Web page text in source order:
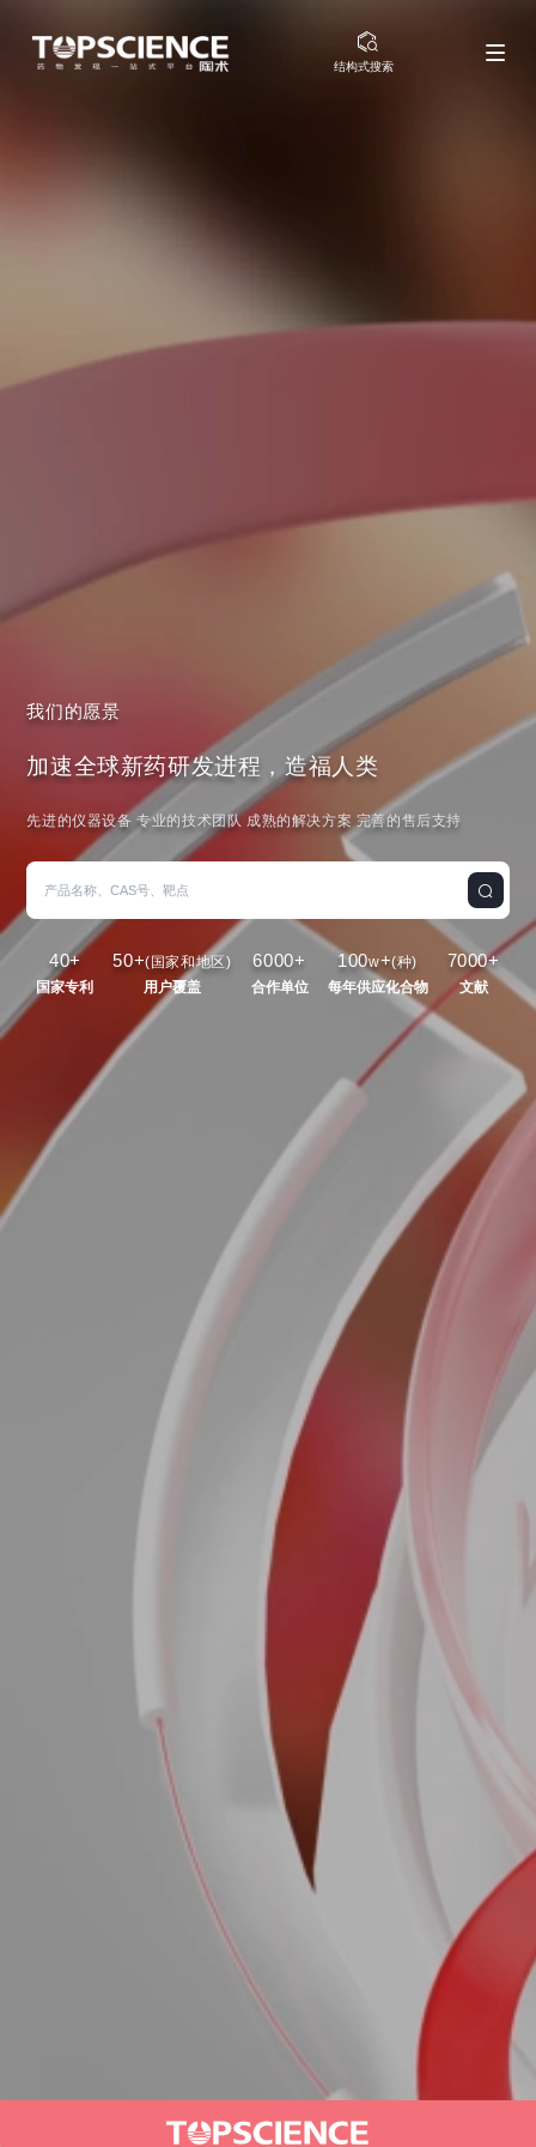
结构式搜索
我们的愿景
加速全球新药研发进程，造福人类
先进的仪器设备 专业的技术团队 成熟的解决方案 完善的售后支持
40+
国家专利
50+(国家和地区)
用户覆盖
6000+
合作单位
100w+(种)
每年供应化合物
7000+
文献